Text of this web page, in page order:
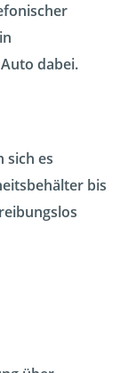
dabei.
sich es
bis